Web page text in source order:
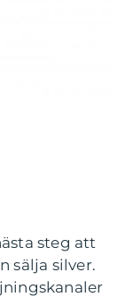
steg att
sälja silver.